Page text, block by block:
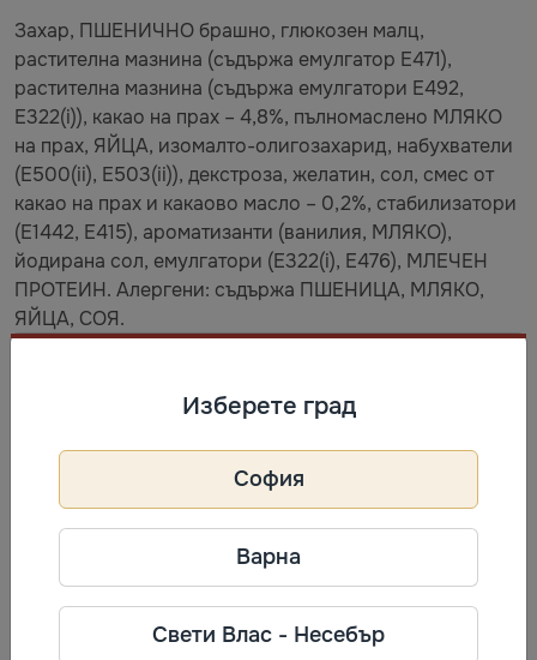
Захар, ПШЕНИЧНО брашно, глюкозен малц,
растителна мазнина (съдържа емулгатор E471),
растителна мазнина (съдържа емулгатори E492,
E322(i)), какао на прах – 4,8%, пълномаслено МЛЯКО
на прах, ЯЙЦА, изомалто-олигозахарид, набухватели
(E500(ii), E503(ii)), декстроза, желатин, сол, смес от
какао на прах и какаово масло – 0,2%, стабилизатори
(E1442, E415), ароматизанти (ванилия, МЛЯКО),
йодирана сол, емулгатори (E322(i), E476), МЛЕЧЕН
ПРОТЕИН. Алергени: съдържа ПШЕНИЦА, МЛЯКО,
ЯЙЦА, СОЯ.
XUẤT“. Срок на годност: 12 месеца от датата на
производство. Съхранявайте на сухо и прохладно
място, защитено от пряка слънчева светлина.
Информация за производител
Изберете град
София
Варна
Свети Влас - Несебър